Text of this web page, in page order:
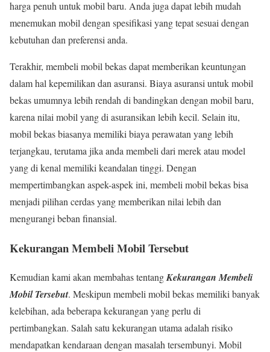
harga penuh untuk mobil baru. Anda juga dapat lebih mudah
menemukan mobil dengan spesifikasi yang tepat sesuai dengan
kebutuhan dan preferensi anda.
Terakhir, membeli mobil bekas dapat memberikan keuntungan
dalam hal kepemilikan dan asuransi. Biaya asuransi untuk mobil
bekas umumnya lebih rendah di bandingkan dengan mobil baru,
karena nilai mobil yang di asuransikan lebih kecil. Selain itu,
mobil bekas biasanya memiliki biaya perawatan yang lebih
terjangkau, terutama jika anda membeli dari merek atau model
yang di kenal memiliki keandalan tinggi. Dengan
mempertimbangkan aspek-aspek ini, membeli mobil bekas bisa
menjadi pilihan cerdas yang memberikan nilai lebih dan
mengurangi beban finansial.
Kekurangan Membeli Mobil Tersebut
Kemudian kami akan membahas tentangKekurangan Membeli
Mobil Tersebut. Meskipun membeli mobil bekas memiliki banyak
kelebihan, ada beberapa kekurangan yang perlu di
pertimbangkan. Salah satu kekurangan utama adalah risiko
mendapatkan kendaraan dengan masalah tersembunyi. Mobil